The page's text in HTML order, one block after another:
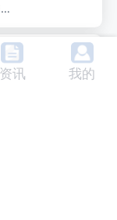
用
非
资讯 我的